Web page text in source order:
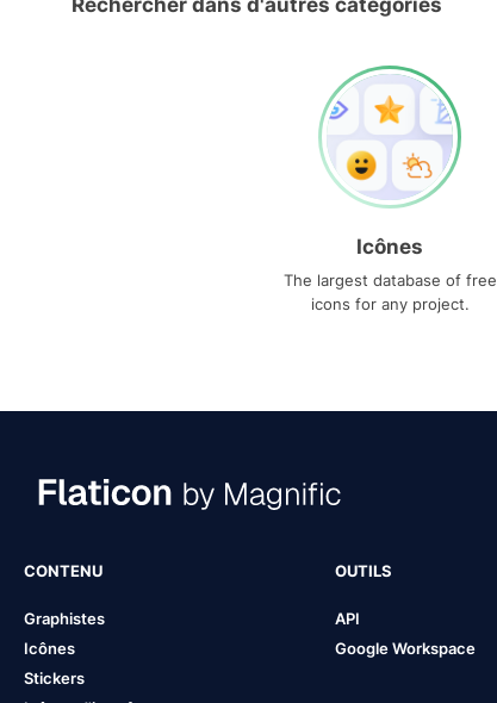
Rechercher dans d'autres catégories
Icônes
The largest database of free
icons for any project.
CONTENU
Graphistes
Icônes
Stickers
OUTILS
API
Google Workspace